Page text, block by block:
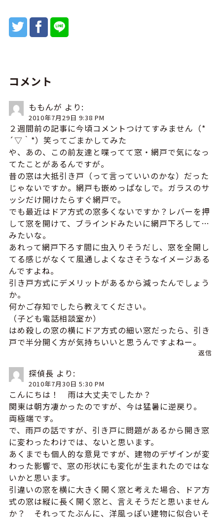
コメント
ももんが より:
2010年7月29日 9:38 PM
２週間前の記事に今頃コメントつけてすみません（*
´▽｀*）笑ってごまかしてみた
や、あの、この前友達と喋ってて窓・網戸で気になっ
てたことがあるんですが。
昔の窓は大抵引き戸（って言っていいのかな）だった
じゃないですか。網戸も嵌めっぱなしで。ガラスのサ
ッシだけ開けたらすぐ網戸で。
でも最近はドア方式の窓多くないですか？レバーを押
して窓を開けて、ブラインドみたいに網戸下ろして…
みたいな。
あれって網戸下ろす間に虫入りそうだし、窓を全開し
てる感じがなくて風通しよくなさそうなイメージある
んですよね。
引き戸方式にデメリットがあるから減ったんでしょう
か。
何かご存知でしたら教えてください。
（子ども電話相談室か）
はめ殺しの窓の横にドア方式の細い窓だったら、引き
戸で半分開く方が気持ちいいと思うんですよねー。
返信
探偵長 より:
2010年7月30日 5:30 PM
こんにちは！ 雨は大丈夫でしたか？
関東は朝方凄かったのですが、今は猛暑に逆戻り。
両極端です。
で、雨戸の話ですが、引き戸に問題があるから開き窓
に変わったわけでは、ないと思います。
あくまでも個人的な意見ですが、建物のデザインが変
わった影響で、窓の形状にも変化が生まれたのではな
いかと思います。
引違いの窓を横に大きく開く窓と考えた場合、ドア方
式の窓は縦に長く開く窓と、言えそうだと思いません
か？ それってたぶんに、洋風っぽい建物に似合いそ